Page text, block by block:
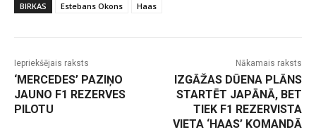
BIRKAS Estebans Okons Haas
Iepriekšējais raksts
‘MERCEDES’ PAZIŅO
JAUNO F1 REZERVES
PILOTU
Nākamais raksts
IZGĀŽAS DŪENA PLĀNS
STARTĒT JAPĀNĀ, BET
TIEK F1 REZERVISTA
VIETA ‘HAAS’ KOMANDĀ